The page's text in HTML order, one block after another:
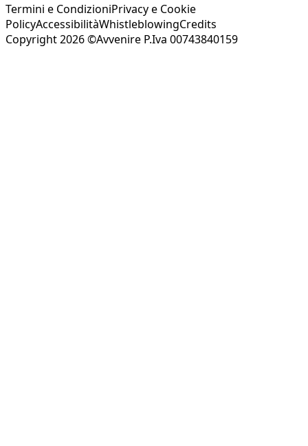
Termini e CondizioniPrivacy e Cookie
PolicyAccessibilitàWhistleblowingCredits
Copyright 2026 ©Avvenire P.Iva 00743840159